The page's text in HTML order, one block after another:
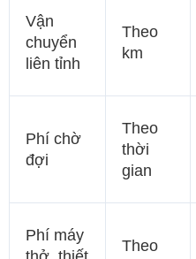
Vận
chuyển
liên tỉnh
Theo
km
Phí chờ
đợi
Theo
thời
gian
Phí máy
Theo